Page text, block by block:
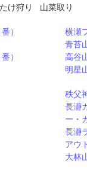
け狩り 山菜取り
） 横瀬
青苔
）
高谷
明星
秩父
長瀞
ー・
長瀞
アウ
大林